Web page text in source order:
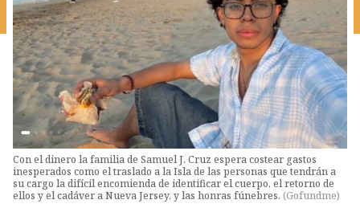
Con el dinero la familia de Samuel J. Cruz espera costear gastos
inesperados como el traslado a la Isla de las personas que tendrán a
su cargo la difícil encomienda de identificar el cuerpo, el retorno de
ellos y el cadáver a Nueva Jersey, y las honras fúnebres. (Gofundme)